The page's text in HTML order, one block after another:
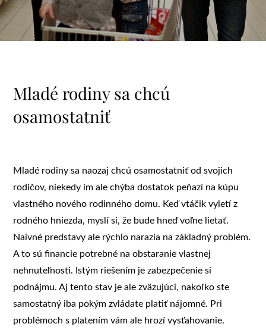
Mladé rodiny sa chcú
osamostatniť
Mladé rodiny sa naozaj chcú osamostatniť od svojich
rodičov, niekedy im ale chýba dostatok peňazí na kúpu
vlastného nového rodinného domu. Keď vtáčik vyletí z
rodného hniezda, myslí si, že bude hneď voľne lietať.
Naivné predstavy ale rýchlo narazia na základný problém.
A to sú financie potrebné na obstaranie vlastnej
nehnuteľnosti. Istým riešením je zabezpečenie si
podnájmu. Aj tento stav je ale zväzujúci, nakoľko ste
samostatný iba pokým zvládate platiť nájomné. Pri
problémoch s platením vám ale hrozí vysťahovanie.